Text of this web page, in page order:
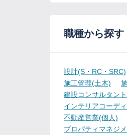
職種から探す
設計(S・RC・SRC)
施工管理(土木)
建設コンサルタント
インテリアコーデ
不動産営業(個人)
プロパティマネジ